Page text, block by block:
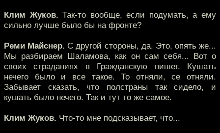
Клим Жуков. Так-то вообще, если подумать, а ему
сильно лучше было бы на фронте?
Реми Майснер. С другой стороны, да. Это, опять же...
Мы разбираем Шаламова, как он сам себя... Вот о
своих страданиях в Гражданскую пишет. Кушать
нечего было и все такое. То отняли, се отняли.
Забывает сказать, что полстраны так сидело, и
кушать было нечего. Так и тут то же самое.
Клим Жуков. Что-то мне подсказывает, что...